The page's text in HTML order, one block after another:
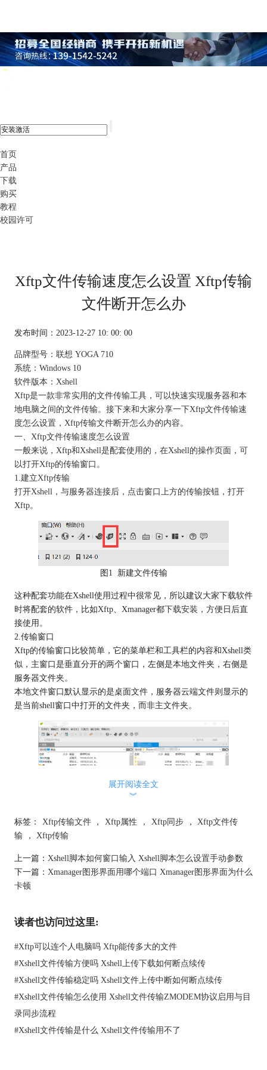
首页
产品
下载
购买
教程
校园许可
Xftp文件传输速度怎么设置 Xftp传输
文件断开怎么办
发布时间：2023-12-27 10: 00: 00
品牌型号：联想 YOGA 710
系统：Windows 10
软件版本：Xshell
Xftp是一款非常实用的文件传输工具，可以快速实现服务器和本
地电脑之间的文件传输。接下来和大家分享一下Xftp文件传输速
度怎么设置，Xftp传输文件断开怎么办的内容。
一、Xftp文件传输速度怎么设置
一般来说，Xftp和Xshell是配套使用的，在Xshell的操作页面，可
以打开Xftp的传输窗口。
1.建立Xftp传输
打开Xshell，与服务器连接后，点击窗口上方的传输按钮，打开
Xftp。
图1 新建文件传输
这种配套功能在Xshell使用过程中很常见，所以建议大家下载软件
时将配套的软件，比如Xftp、Xmanager都下载安装 ，方便日后直
接使用。
2.传输窗口
Xftp的传输窗口比较简单，它的菜单栏和工具栏的内容和Xshell类
似，主窗口是垂直分开的两个窗口，左侧是本地文件夹，右侧是
服务器文件夹。
本地文件窗口默认显示的是桌面文件，服务器云端文件则显示的
是当前shell窗口中打开的文件夹，而非主文件夹。
服务器中的文件显示了它们的名字、大小、文件类型、修改日
期、当前用户权限和所有者。
当服务器资源被团体共同使用时，为了方便成员的各自处理和文
字不一定是自己，也可能是其他用户名或管理员名字。
务，所以是空白的。
3.传输速度
理论上，Xftp的传输速度是无法直接修改设置的，开始传输文件
后，下方传输任务窗口会显示传输速度，体积大的文件速度较
慢，体积小的会快一点。
展开阅读全文
︾
标签： Xftp传输文件 ， Xftp属性 ， Xftp同步 ，
Xftp文件传
输
， Xftp传输
上一篇： Xshell脚本如何窗口输入 Xshell脚本怎么设置手动参数
下一篇： Xmanager图形界面用哪个端口 Xmanager图形界面为什么
卡顿
读者也访问过这里:
#Xftp可以连个人电脑吗 Xftp能传多大的文件
#Xshell文件传输方便吗 Xshell上传下载如何断点续传
#Xshell文件传输稳定吗 Xshell文件上传中断如何断点续传
#Xshell文件传输怎么使用 Xshell文件传输ZMODEM协议启用与目
录同步流程
#Xshell文件传输是什么 Xshell文件传输用不了